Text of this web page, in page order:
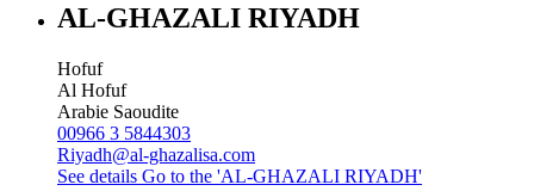
AL-GHAZALI RIYADH
Hofuf
Al Hofuf
Arabie Saoudite
00966 3 5844303
Riyadh@al-ghazalisa.com
See details Go to the 'AL-GHAZALI RIYADH'